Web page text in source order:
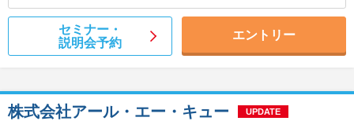
セミナー・
説明会予約
エントリー
株式会社アール・エー・キュー UPDATE